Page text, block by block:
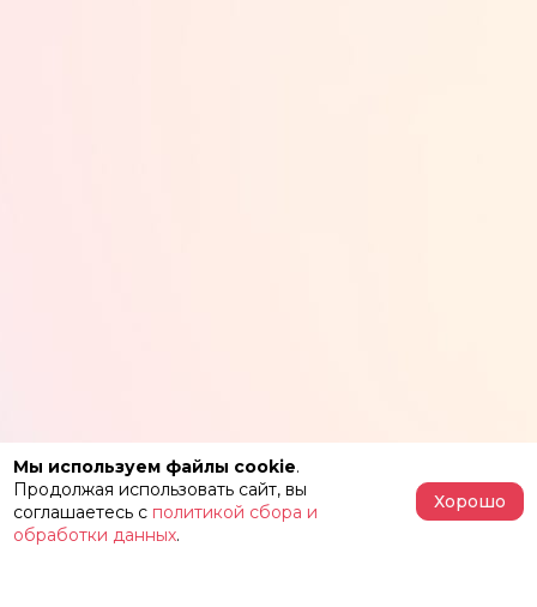
Мы используем файлы cookie.
Продолжая использовать сайт, вы
соглашаетесь с политикой сбора и
обработки данных.
Хорошо